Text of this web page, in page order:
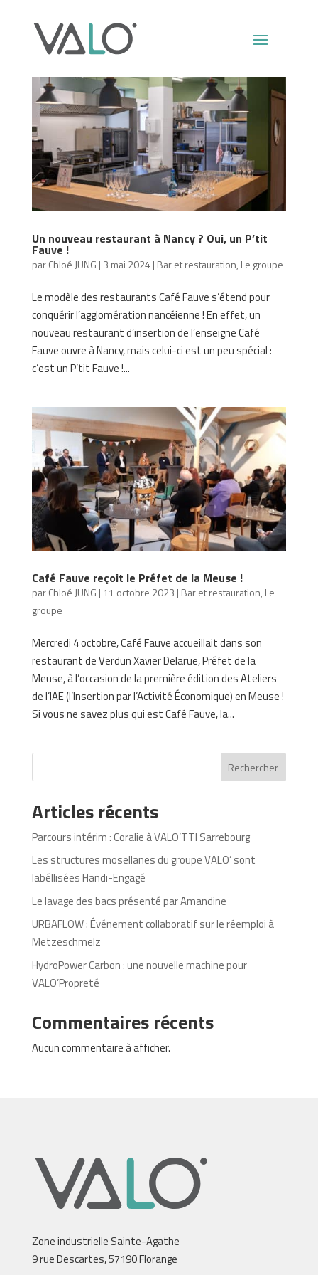
Un nouveau restaurant à Nancy ? Oui, un P’tit
Fauve !
parChloé JUNG | 3 mai 2024 | Bar et restauration, Le groupe
Le modèle des restaurants Café Fauve s’étend pour
conquérir l’agglomération nancéienne ! En effet, un
nouveau restaurant d’insertion de l’enseigne Café
Fauve ouvre à Nancy, mais celui-ci est un peu spécial :
c’est un P’tit Fauve !...
Café Fauve reçoit le Préfet de la Meuse !
parChloé JUNG | 11 octobre 2023 | Bar et restauration, Le
groupe
Mercredi 4 octobre, Café Fauve accueillait dans son
restaurant de Verdun Xavier Delarue, Préfet de la
Meuse, à l’occasion de la première édition des Ateliers
de l’IAE (l’Insertion par l’Activité Économique) en Meuse !
Si vous ne savez plus qui est Café Fauve, la...
Rechercher
Articles récents
Parcours intérim : Coralie à VALO’TTI Sarrebourg
Les structures mosellanes du groupe VALO’ sont
labéllisées Handi-Engagé
Le lavage des bacs présenté par Amandine
URBAFLOW : Événement collaboratif sur le réemploi à
Metzeschmelz
HydroPower Carbon : une nouvelle machine pour
VALO’Propreté
Commentaires récents
Aucun commentaire à afficher.
Zone industrielle Sainte-Agathe
9 rue Descartes, 57190 Florange